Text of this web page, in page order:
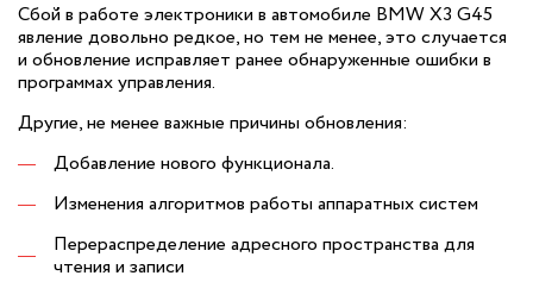
Сбой в работе электроники в автомобиле BMW X3 G45
явление довольно редкое, но тем не менее, это случается
и обновление исправляет ранее обнаруженные ошибки в
программах управления.
Другие, не менее важные причины обновления:
Добавление нового функционала.
Изменения алгоритмов работы аппаратных систем
Перераспределение адресного пространства для
чтения и записи